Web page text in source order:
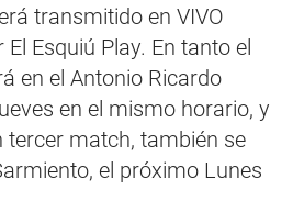
transmitido en VIVO
Esquiú Play. En tanto el
en el Antonio Ricardo
en el mismo horario, y
tercer match, también se
el próximo Lunes